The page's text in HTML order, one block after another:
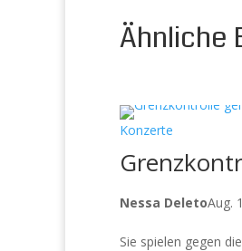
Ähnliche
Konzerte
Nessa DeletoAug.
Sie spielen gegen